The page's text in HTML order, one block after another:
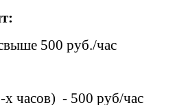
500 руб./час
х часов) - 500 руб/час